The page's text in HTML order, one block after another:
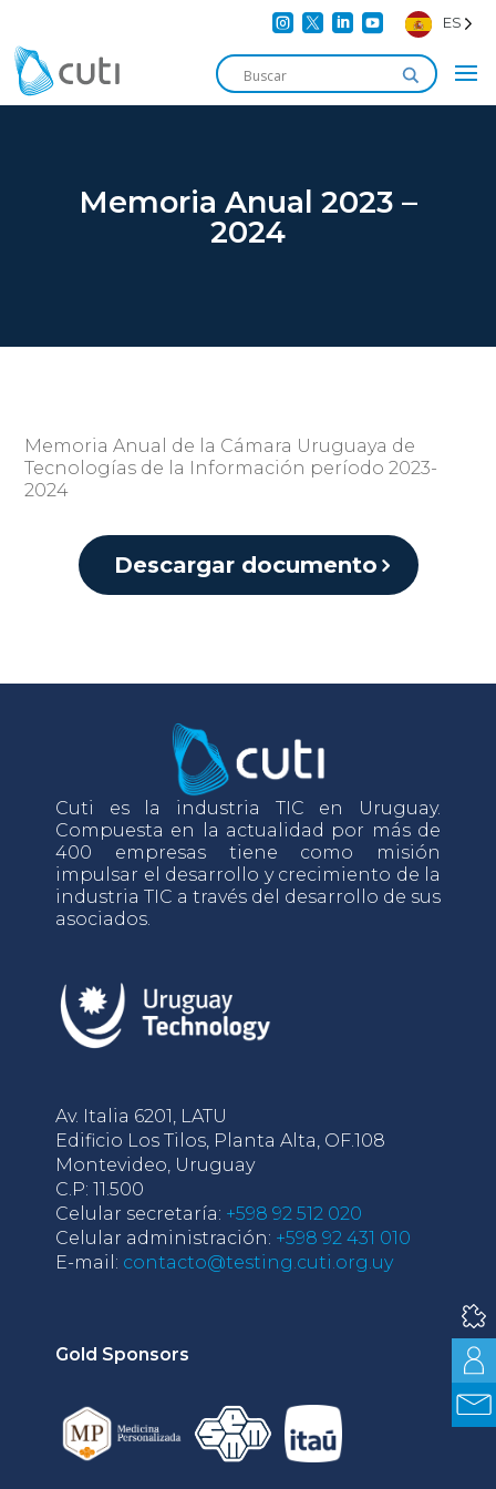
    ES
Memoria Anual 2023 –
2024
Memoria Anual de la Cámara Uruguaya de
Tecnologías de la Información período 2023-
2024
Descargar documento
Cuti es la industria TIC en Uruguay.
Compuesta en la actualidad por más de
400 empresas tiene como misión
impulsar el desarrollo y crecimiento de la
industria TIC a través del desarrollo de sus
asociados.
Av. Italia 6201, LATU
Edificio Los Tilos, Planta Alta, OF.108
Montevideo, Uruguay
C.P: 11.500
Celular secretaría: +598 92 512 020
Celular administración: +598 92 431 010
E-mail: contacto@testing.cuti.org.uy
Gold Sponsors